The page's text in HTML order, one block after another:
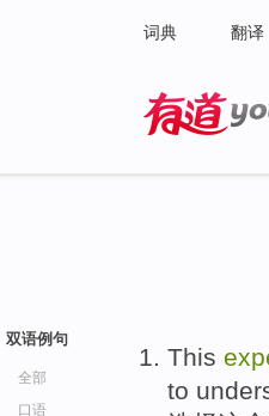
词典 翻译
双语例句
全部
口语
This
to